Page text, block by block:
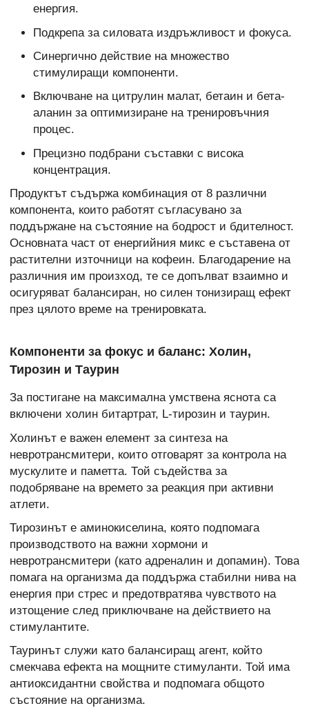
енергия.
Подкрепа за силовата издръжливост и фокуса.
Синергично действие на множество
стимулиращи компоненти.
Включване на цитрулин малат, бетаин и бета-
аланин за оптимизиране на тренировъчния
процес.
Прецизно подбрани съставки с висока
концентрация.
Продуктът съдържа комбинация от 8 различни
компонента, които работят съгласувано за
поддържане на състояние на бодрост и бдителност.
Основната част от енергийния микс е съставена от
растителни източници на кофеин. Благодарение на
различния им произход, те се допълват взаимно и
осигуряват балансиран, но силен тонизиращ ефект
през цялото време на тренировката.
Компоненти за фокус и баланс: Холин,
Тирозин и Таурин
За постигане на максимална умствена яснота са
включени холин битартрат, L-тирозин и таурин.
Холинът е важен елемент за синтеза на
невротрансмитери, които отговарят за контрола на
мускулите и паметта. Той съдейства за
подобряване на времето за реакция при активни
атлети.
Тирозинът е аминокиселина, която подпомага
производството на важни хормони и
невротрансмитери (като адреналин и допамин). Това
помага на организма да поддържа стабилни нива на
енергия при стрес и предотвратява чувството на
изтощение след приключване на действието на
стимулантите.
Тауринът служи като балансиращ агент, който
смекчава ефекта на мощните стимуланти. Той има
антиоксидантни свойства и подпомага общото
състояние на организма.